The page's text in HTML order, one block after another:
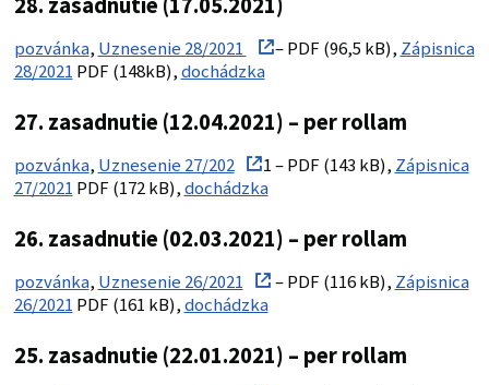
pozvánka, Uznesenie 28/2021 – PDF (96,5 kB), Zápisnica
28/2021 PDF (148kB),dochádzka
27. zasadnutie (12.04.2021) – per rollam
pozvánka, Uznesenie 27/202 1 – PDF (143 kB), Zápisnica
27/2021 PDF (172 kB),dochádzka
26. zasadnutie (02.03.2021) – per rollam
pozvánka, Uznesenie 26/2021 – PDF (116 kB), Zápisnica
26/2021 PDF (161 kB),dochádzka
25. zasadnutie (22.01.2021) – per rollam